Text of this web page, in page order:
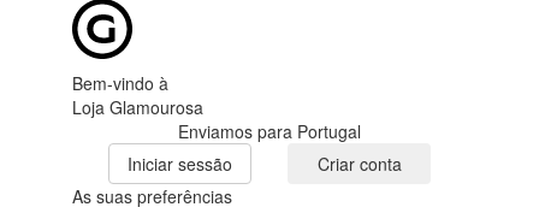
Bem-vindo à
Loja Glamourosa
Enviamos para Portugal
Iniciar sessão
Criar conta
As suas preferências